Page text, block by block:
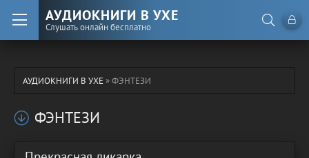
АУДИОКНИГИ В УХЕ
Слушать онлайн бесплатно
АУДИОКНИГИ В УХЕ» ФЭНТЕЗИ
ФЭНТЕЗИ